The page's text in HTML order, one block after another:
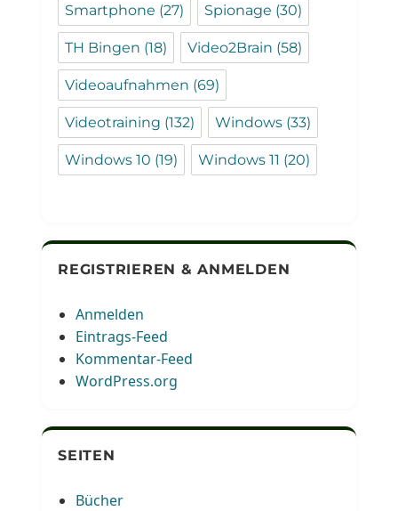
Smartphone (27) Spionage (30)
TH Bingen (18) Video2Brain (58)
Videoaufnahmen (69)
Videotraining (132) Windows (33)
Windows 10 (19) Windows 11 (20)
REGISTRIEREN & ANMELDEN
Anmelden
Eintrags-Feed
Kommentar-Feed
WordPress.org
SEITEN
Bücher